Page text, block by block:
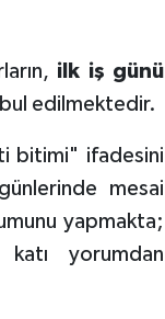
ilk iş günü
edilmektedir.
bitimi" ifadesini
mesai
yapmakta;
yorumdan